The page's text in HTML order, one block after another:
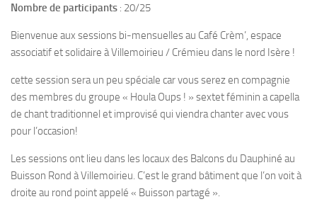
Nombre de participants : 20/25
Bienvenue aux sessions bi-mensuelles au Café Crèm’, espace
associatif et solidaire à Villemoirieu / Crémieu dans le nord Isère !
cette session sera un peu spéciale car vous serez en compagnie
des membres du groupe « Houla Oups ! » sextet féminin a capella
de chant traditionnel et improvisé qui viendra chanter avec vous
pour l’occasion!
Les sessions ont lieu dans les locaux des Balcons du Dauphiné au
Buisson Rond à Villemoirieu. C’est le grand bâtiment que l’on voit à
droite au rond point appelé « Buisson partagé ».